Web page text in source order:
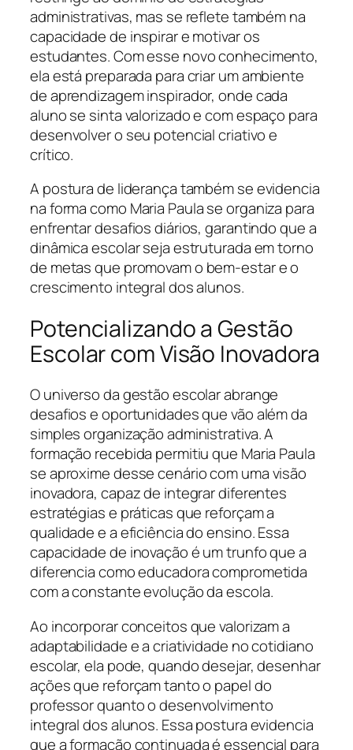
administrativas, mas se reflete também na
capacidade de inspirar e motivar os
estudantes. Com esse novo conhecimento,
ela está preparada para criar um ambiente
de aprendizagem inspirador, onde cada
aluno se sinta valorizado e com espaço para
desenvolver o seu potencial criativo e
crítico.
A postura de liderança também se evidencia
na forma como Maria Paula se organiza para
enfrentar desafios diários, garantindo que a
dinâmica escolar seja estruturada em torno
de metas que promovam o bem-estar e o
crescimento integral dos alunos.
Potencializando a Gestão
Escolar com Visão Inovadora
O universo da gestão escolar abrange
desafios e oportunidades que vão além da
simples organização administrativa. A
formação recebida permitiu que Maria Paula
se aproxime desse cenário com uma visão
inovadora, capaz de integrar diferentes
estratégias e práticas que reforçam a
qualidade e a eficiência do ensino. Essa
capacidade de inovação é um trunfo que a
diferencia como educadora comprometida
com a constante evolução da escola.
Ao incorporar conceitos que valorizam a
adaptabilidade e a criatividade no cotidiano
escolar, ela pode, quando desejar, desenhar
ações que reforçam tanto o papel do
professor quanto o desenvolvimento
integral dos alunos. Essa postura evidencia
que a formação continuada é essencial para